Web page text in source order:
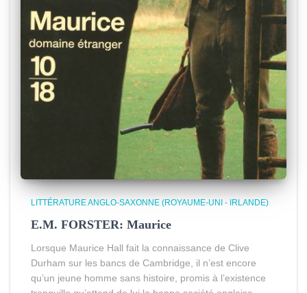
LITTÉRATURE ANGLO-SAXONNE (ROYAUME-UNI - IRLANDE)
E.M. FORSTER: Maurice
Lorsque Maurice Hall fait la connaissance de Clive
Durham sur les bancs de Cambridge, il n’est encore
qu’un jeune homme sans histoire, promis à l’existence